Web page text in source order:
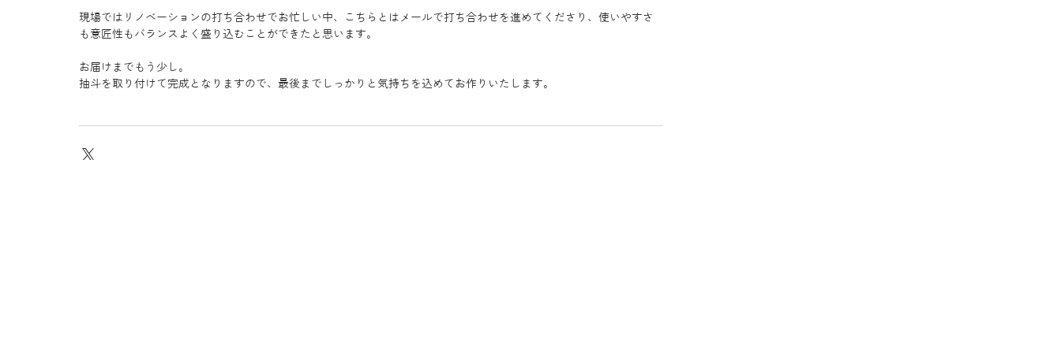
現場ではリノベーションの打ち合わせでお忙しい中、こちらとはメールで打ち合わせを進めてくださり、使いやすさ
も意匠性もバランスよく盛り込むことができたと思います。
お届けまでもう少し。
抽斗を取り付けて完成となりますので、最後までしっかりと気持ちを込めてお作りいたします。